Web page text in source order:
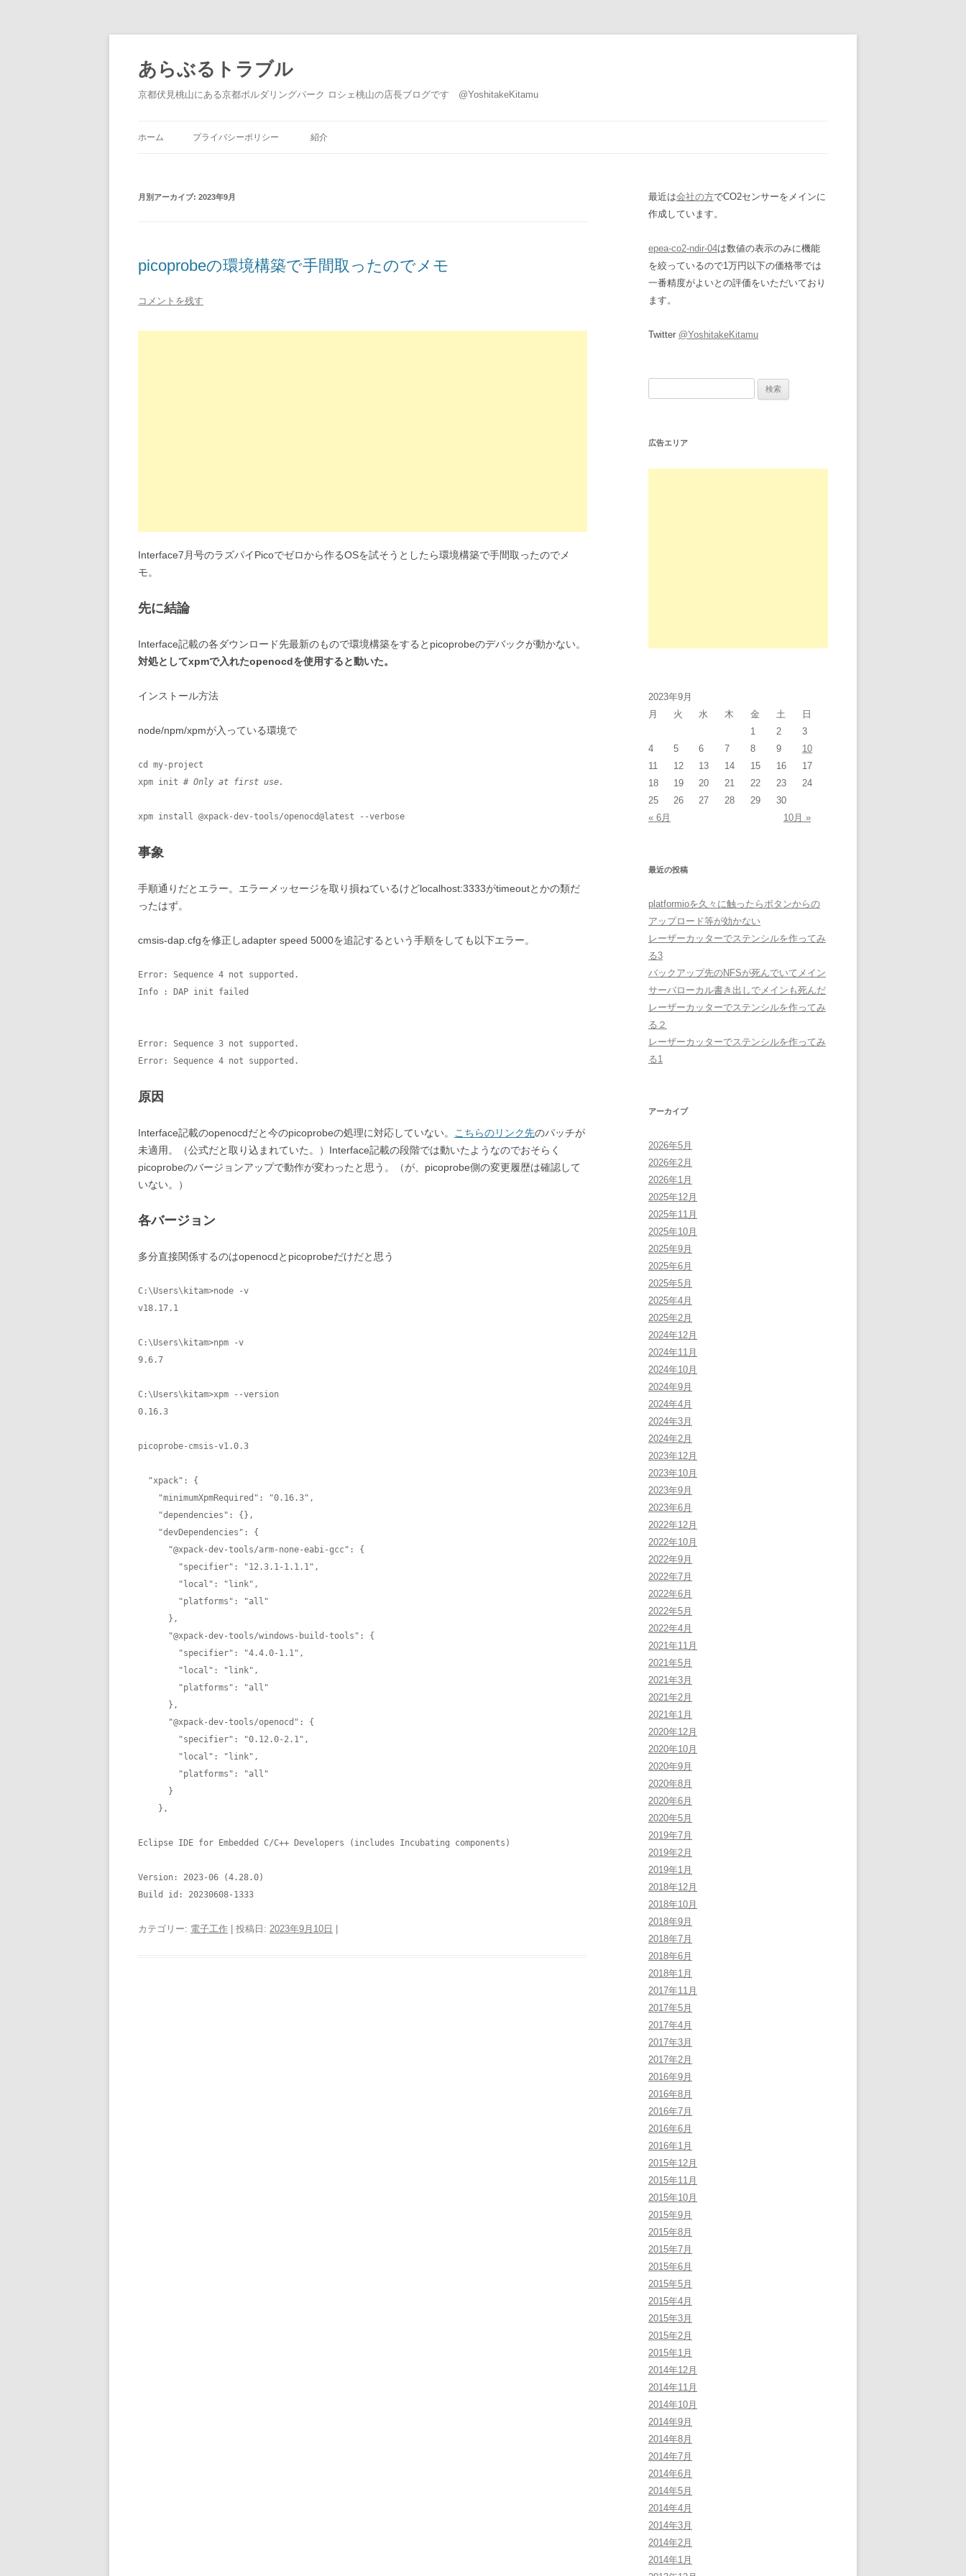
あらぶるトラブル
京都伏見桃山にある京都ボルダリングパーク ロシェ桃山の店長ブログです @YoshitakeKitamu
ホーム プライバシーポリシー 紹介
月別アーカイブ: 2023年9月
picoprobeの環境構築で手間取ったのでメモ
コメントを残す
Interface7月号のラズパイPicoでゼロから作るOSを試そうとしたら環境構築で手間取ったのでメ
モ。
先に結論
Interface記載の各ダウンロード先最新のもので環境構築をするとpicoprobeのデバックが動かない。
対処としてxpmで入れたopenocdを使用すると動いた。
インストール方法
node/npm/xpmが入っている環境で
cd my-project
xpm init # Only at first use.
xpm install @xpack-dev-tools/openocd@latest --verbose
事象
手順通りだとエラー。エラーメッセージを取り損ねているけどlocalhost:3333がtimeoutとかの類だ
ったはず。
cmsis-dap.cfgを修正しadapter speed 5000を追記するという手順をしても以下エラー。
Error: Sequence 4 not supported.
Info : DAP init failed
Error: Sequence 3 not supported.
Error: Sequence 4 not supported.
原因
Interface記載のopenocdだと今のpicoprobeの処理に対応していない。 こちらのリンク先のパッチが
未適用。（公式だと取り込まれていた。）Interface記載の段階では動いたようなのでおそらく
picoprobeのバージョンアップで動作が変わったと思う。（が、picoprobe側の変更履歴は確認して
いない。）
各バージョン
多分直接関係するのはopenocdとpicoprobeだけだと思う
C:\Users\kitam>node -v
v18.17.1
C:\Users\kitam>npm -v
9.6.7
C:\Users\kitam>xpm --version
0.16.3
picoprobe-cmsis-v1.0.3
    },
Eclipse IDE for Embedded C/C++ Developers (includes Incubating components)
Version: 2023-06 (4.28.0)
Build id: 20230608-1333
カテゴリー: 電子工作 | 投稿日: 2023年9月10日
最近は会社の方でCO2センサーをメインに
作成しています。
epea-co2-ndir-04は数値の表示のみに機能
を絞っているので1万円以下の価格帯では
一番精度がよいとの評価をいただいており
ます。
Twitter @YoshitakeKitamu
広告エリア
2023年9月
月
火 水 木 金 土
日
1
2
3
4
5 6 7 8 9
10
11
12 13 14 15 16
17
18
19 20 21 22 23
24
25
26 27 28 29
30
« 6月
10月 »
最近の投稿
platformioを久々に触ったらボタンからの
アップロード等が効かない
レーザーカッターでステンシルを作ってみ
る3
バックアップ先のNFSが死んでいてメイン
サーバローカル書き出しでメインも死んだ
レーザーカッターでステンシルを作ってみ
る２
レーザーカッターでステンシルを作ってみ
る1
アーカイブ
2026年5月
2026年2月
2026年1月
2025年12月
2025年11月
2025年10月
2025年9月
2025年6月
2025年5月
2025年4月
2025年2月
2024年12月
2024年11月
2024年10月
2024年9月
2024年4月
2024年3月
2024年2月
2023年12月
2023年10月
2023年9月
2023年6月
2022年12月
2022年10月
2022年9月
2022年7月
2022年6月
2022年5月
2022年4月
2021年11月
2021年5月
2021年3月
2021年2月
2021年1月
2020年12月
2020年10月
2020年9月
2020年8月
2020年6月
2020年5月
2019年7月
2019年2月
2019年1月
2018年12月
2018年10月
2018年9月
2018年7月
2018年6月
2018年1月
2017年11月
2017年5月
2017年4月
2017年3月
2017年2月
2016年9月
2016年8月
2016年7月
2016年6月
2016年1月
2015年12月
2015年11月
2015年10月
2015年9月
2015年8月
2015年7月
2015年6月
2015年5月
2015年4月
2015年3月
2015年2月
2015年1月
2014年12月
2014年11月
2014年10月
2014年9月
2014年8月
2014年7月
2014年6月
2014年5月
2014年4月
2014年3月
2014年2月
2014年1月